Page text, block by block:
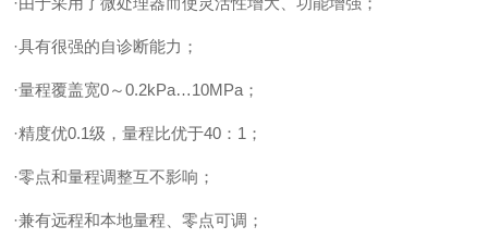
·具有很强的自诊断能力；
·量程覆盖宽0～0.2kPa…10MPa；
·精度优0.1级，量程比优于40：1；
·零点和量程调整互不影响；
·兼有远程和本地量程、零点可调；